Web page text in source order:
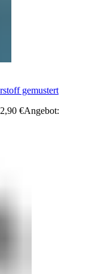
gemustert
€Angebot: